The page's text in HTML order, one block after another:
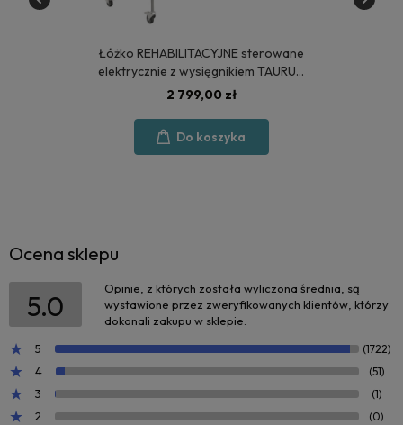
Łóżko REHABILITACYJNE sterowane
elektrycznie z wysięgnikiem TAURUS
2 - POLSKA PRODUKCJA
2 799,00 zł
Do koszyka
Ocena sklepu
5.0
Opinie, z których została wyliczona średnia, są
wystawione przez zweryfikowanych klientów, którzy
dokonali zakupu w sklepie.
5
(1722)
4 (51)
3 (1)
2 (0)